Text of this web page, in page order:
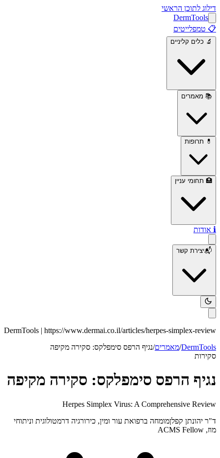
דילוג לתוכן הראשי
DermTools
📋 טמפלייטים
🔬 כלים קליניים
📚 מאמרים
💊 תרופות
🏥 תחומי עניין
ℹ️ אודות
📬יצירת קשר
DermTools | https://www.dermai.co.il/articles/herpes-simplex-review
DermTools
/מאמרים/נגיף הרפס סימפלקס: סקירה מקיפה
סקירות
נגיף הרפס סימפלקס: סקירה מקיפה
Herpes Simplex Virus: A Comprehensive Review
ד"ר יהונתן קפלןמומחה ברפואת עור ומין, כירורגיה דרמטולוגית וניתוחי
מוז, ACMS Fellow